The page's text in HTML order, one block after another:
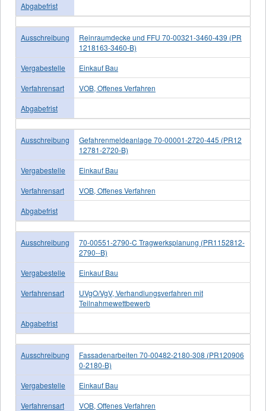
Abgabefrist
Ausschreibung
Reinraumdecke und FFU 70-00321-3460-439 (PR
1218163-3460-B)
Vergabestelle
Einkauf Bau
Verfahrensart
VOB, Offenes Verfahren
Abgabefrist
Ausschreibung
Gefahrenmeldeanlage 70-00001-2720-445 (PR12
12781-2720-B)
Vergabestelle
Einkauf Bau
Verfahrensart
VOB, Offenes Verfahren
Abgabefrist
Ausschreibung
70-00551-2790-C Tragwerksplanung (PR1152812-
2790--B)
Vergabestelle
Einkauf Bau
Verfahrensart
UVgO/VgV, Verhandlungsverfahren mit
Teilnahmewettbewerb
Abgabefrist
Ausschreibung
Fassadenarbeiten 70-00482-2180-308 (PR120906
0-2180-B)
Vergabestelle
Einkauf Bau
Verfahrensart
VOB, Offenes Verfahren